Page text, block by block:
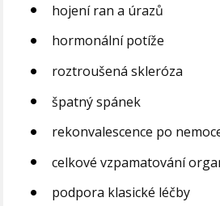
hojení ran a úrazů
hormonální potíže
roztroušená skleróza
špatný spánek
rekonvalescence po
celkové vzpamatování
podpora klasické léčby